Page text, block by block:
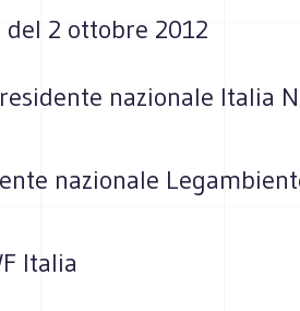
2 ottobre 2012
nazionale Italia
nazionale
Italia